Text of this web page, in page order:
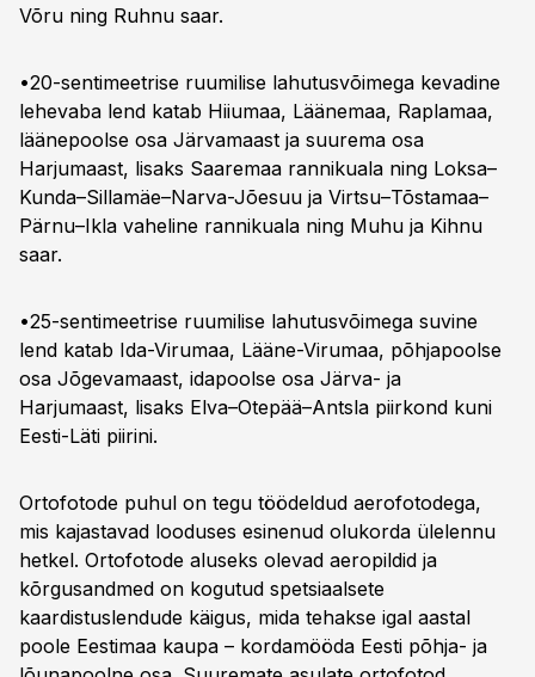
Võru ning Ruhnu saar.
•20-sentimeetrise ruumilise lahutusvõimega kevadine
lehevaba lend katab Hiiumaa, Läänemaa, Raplamaa,
läänepoolse osa Järvamaast ja suurema osa
Harjumaast, lisaks Saaremaa rannikuala ning Loksa–
Kunda–Sillamäe–Narva-Jõesuu ja Virtsu–Tõstamaa–
Pärnu–Ikla vaheline rannikuala ning Muhu ja Kihnu
saar.
•25-sentimeetrise ruumilise lahutusvõimega suvine
lend katab Ida-Virumaa, Lääne-Virumaa, põhjapoolse
osa Jõgevamaast, idapoolse osa Järva- ja
Harjumaast, lisaks Elva–Otepää–Antsla piirkond kuni
Eesti-Läti piirini.
Ortofotode puhul on tegu töödeldud aerofotodega,
mis kajastavad looduses esinenud olukorda ülelennu
hetkel. Ortofotode aluseks olevad aeropildid ja
kõrgusandmed on kogutud spetsiaalsete
kaardistuslendude käigus, mida tehakse igal aastal
poole Eestimaa kaupa – kordamööda Eesti põhja- ja